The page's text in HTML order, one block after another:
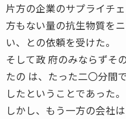
片方の企業のサプライチ
方もない量の抗生物質を
い、との依頼を受けた。
そして政 府のみならずそ
たの は、たった二〇分間
したということであった。
しかし、もう一方の会社